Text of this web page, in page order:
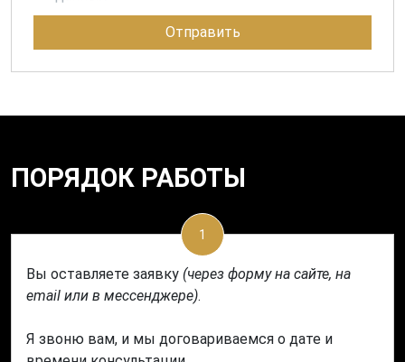
Отправить
ПОРЯДОК РАБОТЫ
1
Вы оставляете заявку (через форму на сайте, на
email или в мессенджере).
Я звоню вам, и мы договариваемся о дате и